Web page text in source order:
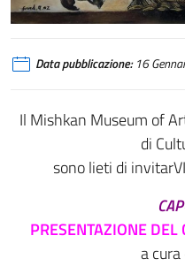
Data pubblicazione:16
Il Mishkan Museum of
di
sono lieti di
PRESENTAZIONE DEL
a cura